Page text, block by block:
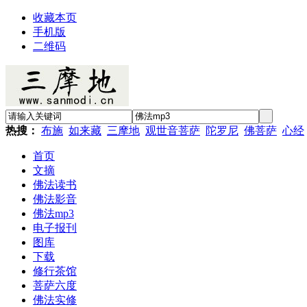
收藏本页
手机版
二维码
热搜： 布施 如来藏 三摩地 观世音菩萨 陀罗尼 佛菩萨 心经
首页
文摘
佛法读书
佛法影音
佛法mp3
电子报刊
图库
下载
修行茶馆
菩萨六度
佛法实修